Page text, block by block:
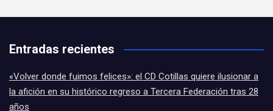
Entradas recientes
«Volver donde fuimos felices»: el CD Cotillas quiere ilusionar a
la afición en su histórico regreso a Tercera Federación tras 28
años